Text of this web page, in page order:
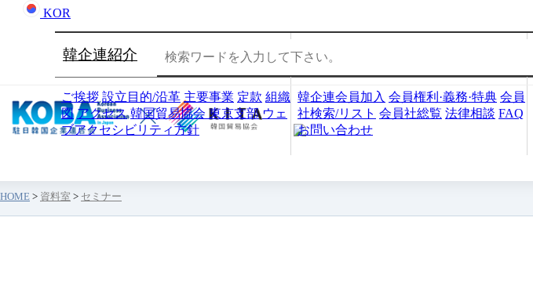
韓企連紹介
ご挨拶 設立目的/沿革 主要事業 定款 組織
図 アクセス 韓国貿易協会 東京支部 ウェ
ブアクセシビリティ方針
会員社加入・検索
韓企連会員加入 会員権利·義務·特典 会員
社検索/リスト 会員社総覧 法律相談 FAQ
お問い合わせ
KOR
HOME > 資料室 > セミナー